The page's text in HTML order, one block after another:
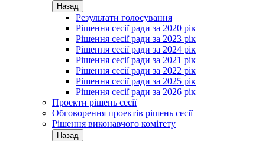
Назад
Результати голосування
Рішення сесії ради за 2020 рік
Рішення сесії ради за 2023 рік
Рішення сесії ради за 2024 рік
Рішення сесії ради за 2021 рік
Рішення сесії ради за 2022 рік
Рішення сесії ради за 2025 рік
Рішення сесії ради за 2026 рік
Проекти рішень сесії
Обговорення проектів рішень сесії
Рішення виконавчого комітету
Назад